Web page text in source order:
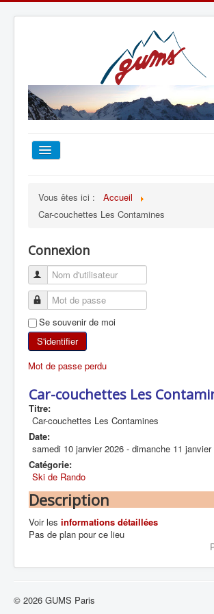
TOUT SUR LE GUMS
ESCALADE
ALPINISME
SKI DE RANDONNÉE
RANDONNÉE SPORTIVE
Vous êtes ici :
Accueil
Car-couchettes Les Contamines
Connexion
Se souvenir de moi
S'identifier
Mot de passe perdu
Car-couchettes Les
Titre:
Car-couchettes Les Contamines
Date:
samedi 10 janvier 2026 - dimanche 11 janvier
Catégorie:
Ski de Rando
Description
Voir les informations détaillées
Pas de plan pour ce lieu
© 2026 GUMS Paris